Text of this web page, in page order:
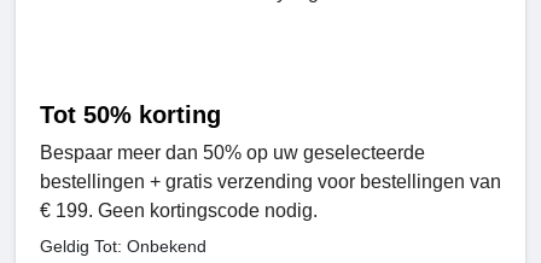
Tot 50% korting
Bespaar meer dan 50% op uw geselecteerde
bestellingen + gratis verzending voor bestellingen van
€ 199. Geen kortingscode nodig.
Geldig Tot: Onbekend